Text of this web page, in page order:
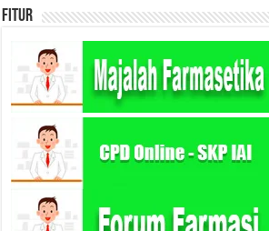
Fitur